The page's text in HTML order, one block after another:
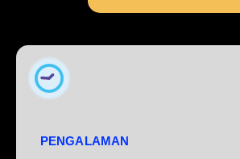
PENGALAMAN